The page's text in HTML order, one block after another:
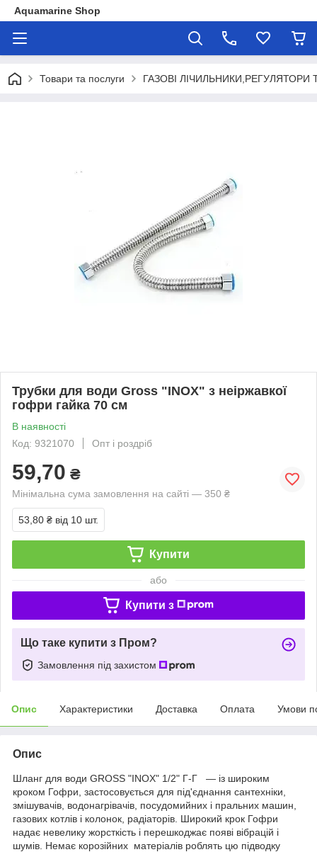
Aquamarine Shop
Товари та послуги ГАЗОВІ
Трубки для води Gross "INOX" з неіржавкої
гофри гайка 70 см
В наявності
Код: 9321070
Опт і роздріб
59,70 ₴
Мінімальна сума замовлення на сайті — 350 ₴
53,80 ₴ від 10 шт.
Купити
або
Купити з
Що таке купити з Пром?
Замовлення під захистом
Опис Характеристики Доставка Оплата Умови
Опис
Шланг для води GROSS "INOX" 1/2" Г-Г — із широким
кроком Гофри, застосовується для під'єднання сантехніки,
змішувачів, водонагрівачів, посудомийних і пральних машин,
газових котлів і колонок, радіаторів. Широкий крок Гофри
надає невелику жорсткість і перешкоджає появі вібрацій і
шумів. Немає корозійних матеріалів роблять цю підводку